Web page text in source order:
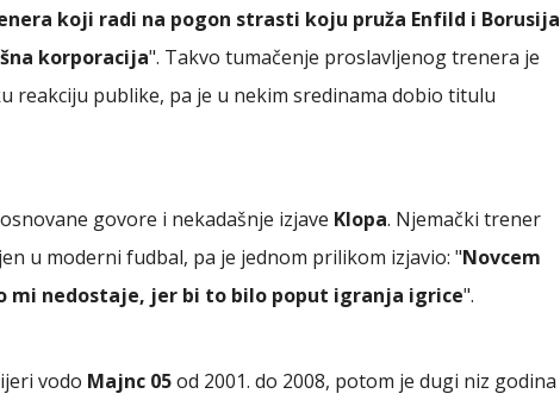
koji radi na pogon strasti koju pruža Enfild i Borusija
korporacija". Takvo tumačenje proslavljenog trenera je
reakciju publike, pa je u nekim sredinama dobio titulu
govore i nekadašnje izjave Klopa. Njemački trener
u moderni fudbal, pa je jednom prilikom izjavio: "Novcem
mi nedostaje, jer bi to bilo poput igranja igrice".
vodo Majnc 05od 2001. do 2008, potom je dugi niz godina